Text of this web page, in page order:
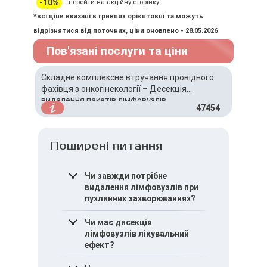
-10%
- перейти на акційну сторінку
*всі ціни вказані в гривнях орієнтовні та можуть
відрізнятися від поточних, ціни оновлено - 28.05.2026
Пов'язані послуги та ціни
Складне комплексне втручання провідного
фахівця з онкогінекології – Десекція,
видалення пакетів лімфовузлів
47454
Поширені питання
Чи завжди потрібне
видалення лімфовузлів при
пухлинних захворюваннях?
Ні, необхідність
визначається
індивідуально залежно від
типу та поширеності
Чи має дисекція
лімфовузлів лікувальний
ефект?